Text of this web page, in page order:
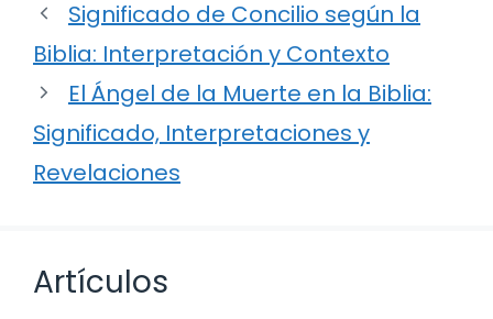
Significado de Concilio según la
Biblia: Interpretación y Contexto
El Ángel de la Muerte en la Biblia:
Significado, Interpretaciones y
Revelaciones
Artículos